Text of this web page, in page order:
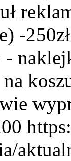
-